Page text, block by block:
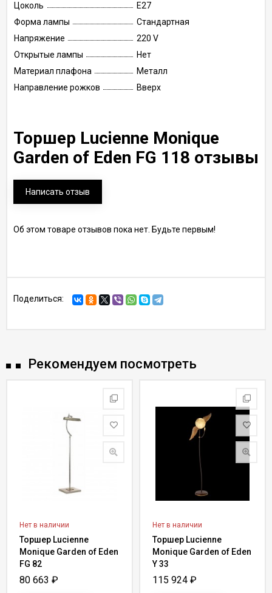
Цоколь
E27
Форма лампы
Стандартная
Напряжение
220 V
Открытые лампы
Нет
Материал плафона
Металл
Направление рожков
Вверх
Торшер Lucienne Monique
Garden of Eden FG 118 отзывы
Написать отзыв
Об этом товаре отзывов пока нет. Будьте первым!
Поделиться:
Рекомендуем посмотреть
Нет в наличии
Торшер Lucienne
Monique Garden of Eden
FG 82
80 663 ₽
Нет в наличии
Торшер Lucienne
Monique Garden of Eden
Y 33
115 924 ₽